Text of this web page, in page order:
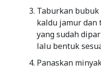
Taburkan bubuk
kaldu jamur dan
yang sudah
lalu bentuk
Panaskan